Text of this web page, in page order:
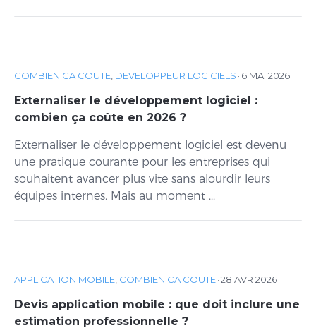
COMBIEN CA COUTE, DEVELOPPEUR LOGICIELS · 6 MAI 2026
Externaliser le développement logiciel :
combien ça coûte en 2026 ?
Externaliser le développement logiciel est devenu
une pratique courante pour les entreprises qui
souhaitent avancer plus vite sans alourdir leurs
équipes internes. Mais au moment ...
APPLICATION MOBILE, COMBIEN CA COUTE·28 AVR 2026
Devis application mobile : que doit inclure une
estimation professionnelle ?